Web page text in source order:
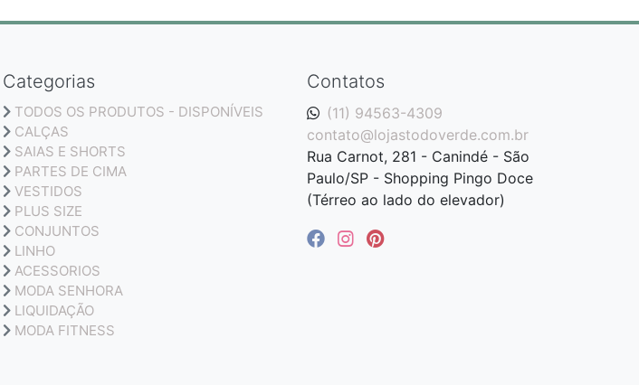
Contatos
(11) 94563-4309
contato@lojastodoverde.com.br
Rua Carnot, 281 - Canindé - São
Paulo/SP - Shopping Pingo Doce
(Térreo ao lado do elevador)
Categorias
TODOS OS PRODUTOS - DISPONÍVEIS
CALÇAS
SAIAS E SHORTS
PARTES DE CIMA
VESTIDOS
PLUS SIZE
CONJUNTOS
LINHO
ACESSORIOS
MODA SENHORA
LIQUIDAÇÃO
MODA FITNESS